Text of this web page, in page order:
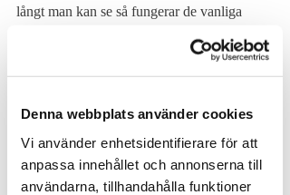
Denna webbplats använder cookies
Vi använder enhetsidentifierare för att
anpassa innehållet och annonserna till
användarna, tillhandahålla funktioner
långt man kan se så fungerar de vanliga
mellan varumärkesbyggande och
säljaktivering, lång sikt respektive kort sikt,
mental och fysisk tillgänglighet, maximal
uppmärksamhet, kontinuerlig närvaro och